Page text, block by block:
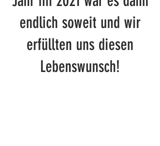
endlich soweit und wir
erfüllten uns diesen
Lebenswunsch!